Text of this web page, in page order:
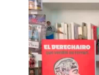
ser que a la